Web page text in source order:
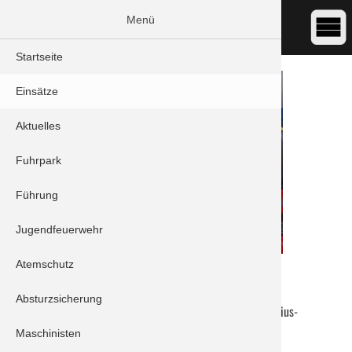
DATUM:
ART:
Brand - Fahrzeugbrand
Schrobenhausen/Edelshausen - St.-Mauritius-
Menü
Startseite
Einsätze
Aktuelles
Fuhrpark
Führung
Jugendfeuerwehr
Atemschutz
Absturzsicherung
Maschinisten